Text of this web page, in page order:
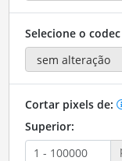
Selecione o
Cortar pixels de:
Superior: